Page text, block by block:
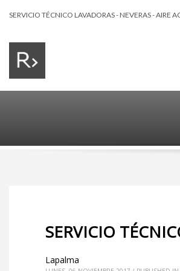
SERVICIO TÉCNICO LAVADORAS - NEVERAS - AIRE
SERVICIO
Lapalma